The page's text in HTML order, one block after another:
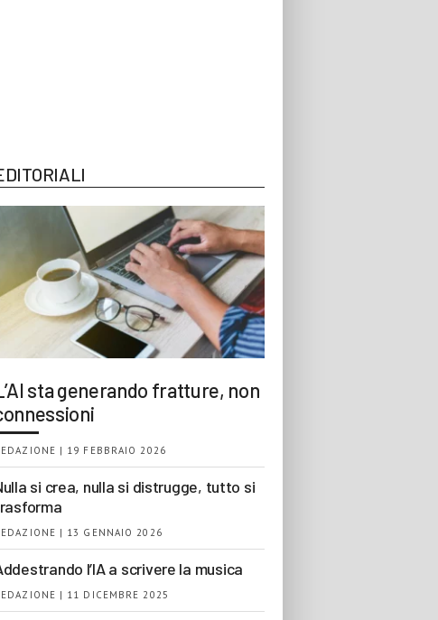
sta generando fratture, non
| 19 FEBBRAIO 2026
si crea, nulla si distrugge, tutto si
| 13 GENNAIO 2026
l’IA a scrivere la musica
| 11 DICEMBRE 2025